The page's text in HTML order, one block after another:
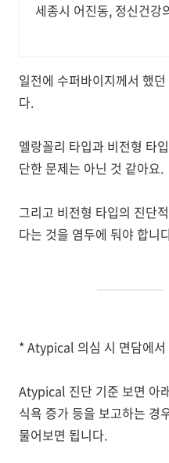
세종시 어진동, 정신건강
일전에 수퍼바이지께서 했
다.
멜랑꼴리 타입과 비전형 타
단한 문제는 아닌 것 같아요.
그리고 비전형 타입의 진단
다는 것을 염두에 둬야 합니
* Atypical 의심 시 면담에서
Atypical 진단 기준 보면 아
식욕 증가 등을 보고하는 경
물어보면 됩니다.